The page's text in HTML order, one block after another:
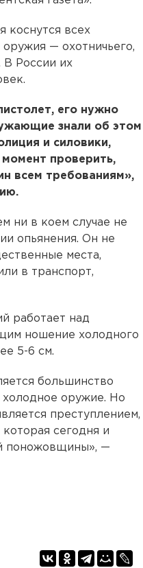
коснутся всех
— охотничьего,
В России их
его нужно
знали об этом
и силовики,
проверить,
всем требованиям»,
ни в коем случае не
опьянения. Он не
места,
в транспорт,
работает над
ношение холодного
5-6 см.
большинство
холодное оружие. Но
преступлением,
сегодня и
поножовщины», —